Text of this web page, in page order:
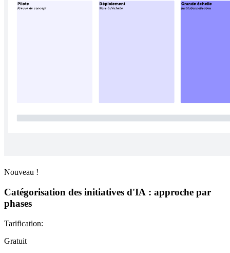
Nouveau !
Catégorisation des initiatives d'IA : approche par
phases
Tarification:
Gratuit